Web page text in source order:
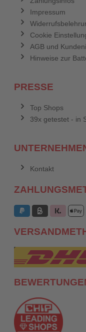
Impressum
Cookie
AGB und
Hinweise zur
PRESSE
Top Shops
39x getestet - in
Kontakt